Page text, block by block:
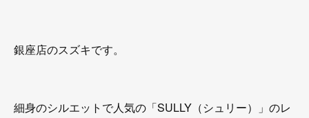
銀座店のスズキです。
細身のシルエットで人気の「SULLY（シュリー）」のレ